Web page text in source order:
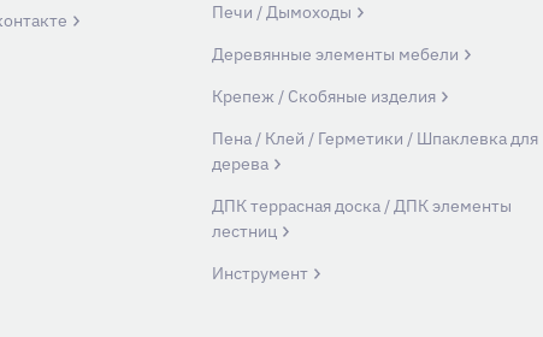
Печи / Дымоходы
Деревянные элементы мебели
Крепеж / Скобяные изделия
Пена / Клей / Герметики / Шпаклевка для
дерева
ДПК террасная доска / ДПК элементы
лестниц
Инструмент